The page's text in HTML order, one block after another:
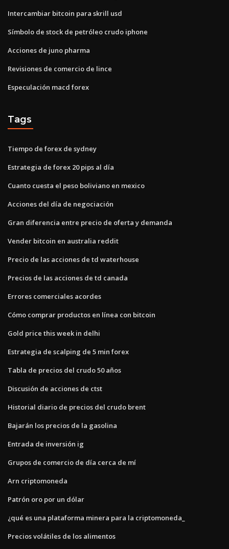
Intercambiar bitcoin para skrill usd
Símbolo de stock de petróleo crudo iphone
Acciones de juno pharma
Revisiones de comercio de lince
Especulación macd forex
Tags
Tiempo de forex de sydney
Estrategia de forex 20 pips al día
Cuanto cuesta el peso boliviano en mexico
Acciones del día de negociación
Gran diferencia entre precio de oferta y demanda
Vender bitcoin en australia reddit
Precio de las acciones de td waterhouse
Precios de las acciones de td canada
Errores comerciales acordes
Cómo comprar productos en línea con bitcoin
Gold price this week in delhi
Estrategia de scalping de 5 min forex
Tabla de precios del crudo 50 años
Discusión de acciones de ctst
Historial diario de precios del crudo brent
Bajarán los precios de la gasolina
Entrada de inversión ig
Grupos de comercio de día cerca de mí
Arn criptomoneda
Patrón oro por un dólar
¿qué es una plataforma minera para la criptomoneda_
Precios volátiles de los alimentos